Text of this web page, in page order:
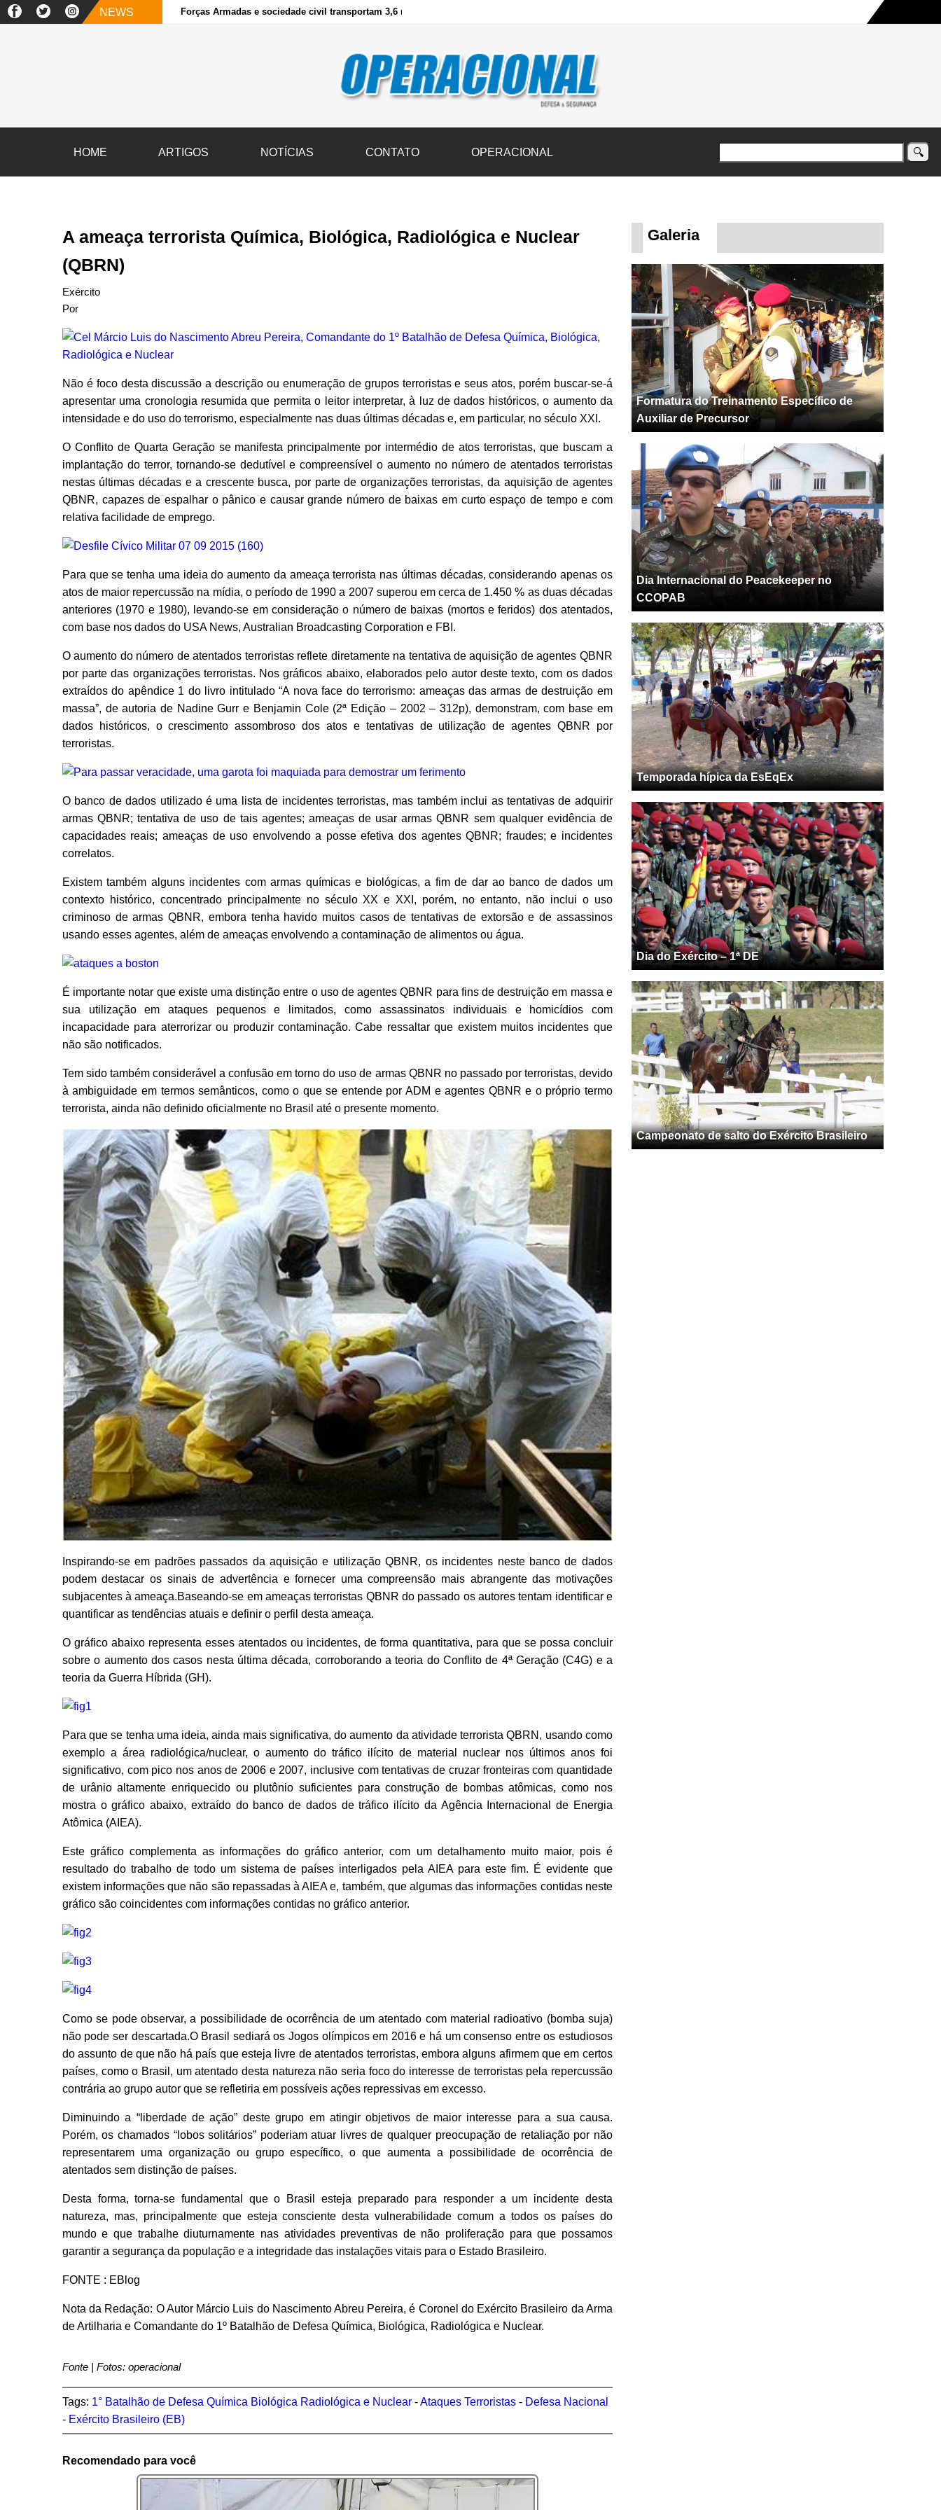
NEWS Forças Armadas e sociedade civil transportam 3,6 mil toneladas de donativos ao Rio Grande do Sul na maior campanha humanitária já registrada no país
HOME ARTIGOS NOTÍCIAS CONTATO OPERACIONAL
A ameaça terrorista Química, Biológica, Radiológica e Nuclear
(QBRN)
Exército
Por
Não é foco desta discussão a descrição ou enumeração de grupos terroristas e seus atos, porém buscar-se-á
apresentar uma cronologia resumida que permita o leitor interpretar, à luz de dados históricos, o aumento da
intensidade e do uso do terrorismo, especialmente nas duas últimas décadas e, em particular, no século XXI.
O Conflito de Quarta Geração se manifesta principalmente por intermédio de atos terroristas, que buscam a
implantação do terror, tornando-se dedutível e compreensível o aumento no número de atentados terroristas
nestas últimas décadas e a crescente busca, por parte de organizações terroristas, da aquisição de agentes
QBNR, capazes de espalhar o pânico e causar grande número de baixas em curto espaço de tempo e com
relativa facilidade de emprego.
Para que se tenha uma ideia do aumento da ameaça terrorista nas últimas décadas, considerando apenas os
atos de maior repercussão na mídia, o período de 1990 a 2007 superou em cerca de 1.450 % as duas décadas
anteriores (1970 e 1980), levando-se em consideração o número de baixas (mortos e feridos) dos atentados,
com base nos dados do USA News, Australian Broadcasting Corporation e FBI.
O aumento do número de atentados terroristas reflete diretamente na tentativa de aquisição de agentes QBNR
por parte das organizações terroristas. Nos gráficos abaixo, elaborados pelo autor deste texto, com os dados
extraídos do apêndice 1 do livro intitulado “A nova face do terrorismo: ameaças das armas de destruição em
massa”, de autoria de Nadine Gurr e Benjamin Cole (2ª Edição – 2002 – 312p), demonstram, com base em
dados históricos, o crescimento assombroso dos atos e tentativas de utilização de agentes QBNR por
terroristas.
O banco de dados utilizado é uma lista de incidentes terroristas, mas também inclui as tentativas de adquirir
armas QBNR; tentativa de uso de tais agentes; ameaças de usar armas QBNR sem qualquer evidência de
capacidades reais; ameaças de uso envolvendo a posse efetiva dos agentes QBNR; fraudes; e incidentes
correlatos.
Existem também alguns incidentes com armas químicas e biológicas, a fim de dar ao banco de dados um
contexto histórico, concentrado principalmente no século XX e XXI, porém, no entanto, não inclui o uso
criminoso de armas QBNR, embora tenha havido muitos casos de tentativas de extorsão e de assassinos
usando esses agentes, além de ameaças envolvendo a contaminação de alimentos ou água.
É importante notar que existe uma distinção entre o uso de agentes QBNR para fins de destruição em massa e
sua utilização em ataques pequenos e limitados, como assassinatos individuais e homicídios com
incapacidade para aterrorizar ou produzir contaminação. Cabe ressaltar que existem muitos incidentes que
não são notificados.
Tem sido também considerável a confusão em torno do uso de armas QBNR no passado por terroristas, devido
à ambiguidade em termos semânticos, como o que se entende por ADM e agentes QBNR e o próprio termo
terrorista, ainda não definido oficialmente no Brasil até o presente momento.
Inspirando-se em padrões passados da aquisição e utilização QBNR, os incidentes neste banco de dados
podem destacar os sinais de advertência e fornecer uma compreensão mais abrangente das motivações
subjacentes à ameaça.Baseando-se em ameaças terroristas QBNR do passado os autores tentam identificar e
quantificar as tendências atuais e definir o perfil desta ameaça.
O gráfico abaixo representa esses atentados ou incidentes, de forma quantitativa, para que se possa concluir
sobre o aumento dos casos nesta última década, corroborando a teoria do Conflito de 4ª Geração (C4G) e a
teoria da Guerra Híbrida (GH).
Para que se tenha uma ideia, ainda mais significativa, do aumento da atividade terrorista QBRN, usando como
exemplo a área radiológica/nuclear, o aumento do tráfico ilícito de material nuclear nos últimos anos foi
significativo, com pico nos anos de 2006 e 2007, inclusive com tentativas de cruzar fronteiras com quantidade
de urânio altamente enriquecido ou plutônio suficientes para construção de bombas atômicas, como nos
mostra o gráfico abaixo, extraído do banco de dados de tráfico ilícito da Agência Internacional de Energia
Atômica (AIEA).
Este gráfico complementa as informações do gráfico anterior, com um detalhamento muito maior, pois é
resultado do trabalho de todo um sistema de países interligados pela AIEA para este fim. É evidente que
existem informações que não são repassadas à AIEA e, também, que algumas das informações contidas neste
gráfico são coincidentes com informações contidas no gráfico anterior.
Como se pode observar, a possibilidade de ocorrência de um atentado com material radioativo (bomba suja)
não pode ser descartada.O Brasil sediará os Jogos olímpicos em 2016 e há um consenso entre os estudiosos
do assunto de que não há país que esteja livre de atentados terroristas, embora alguns afirmem que em certos
países, como o Brasil, um atentado desta natureza não seria foco do interesse de terroristas pela repercussão
contrária ao grupo autor que se refletiria em possíveis ações repressivas em excesso.
Diminuindo a “liberdade de ação” deste grupo em atingir objetivos de maior interesse para a sua causa.
Porém, os chamados “lobos solitários” poderiam atuar livres de qualquer preocupação de retaliação por não
representarem uma organização ou grupo específico, o que aumenta a possibilidade de ocorrência de
atentados sem distinção de países.
Desta forma, torna-se fundamental que o Brasil esteja preparado para responder a um incidente desta
natureza, mas, principalmente que esteja consciente desta vulnerabilidade comum a todos os países do
mundo e que trabalhe diuturnamente nas atividades preventivas de não proliferação para que possamos
garantir a segurança da população e a integridade das instalações vitais para o Estado Brasileiro.
FONTE : EBlog
Nota da Redação: O Autor Márcio Luis do Nascimento Abreu Pereira, é Coronel do Exército Brasileiro da Arma
de Artilharia e Comandante do 1º Batalhão de Defesa Química, Biológica, Radiológica e Nuclear.
Fonte | Fotos: operacional
Tags: 1° Batalhão de Defesa Química Biológica Radiológica e Nuclear-Ataques Terroristas- Defesa Nacional
- Exército Brasileiro (EB)
Recomendado para você
Galeria
Formatura do Treinamento Específico de
Auxiliar de Precursor
Dia Internacional do Peacekeeper no
CCOPAB
Temporada hípica da EsEqEx
Dia do Exército – 1ª DE
Campeonato de salto do Exército Brasileiro